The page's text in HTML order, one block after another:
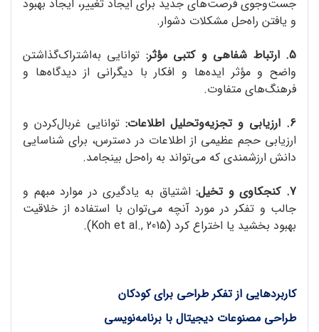
جست‌وجوی فرصت‌های جدید برای ایجاد تغییر، ایجاد بهبود
و یافتن راه‌حل مشکلات دشوار.
5. ارتباط شفاهی و کتبی مؤثر:
توانایی به‌اشتراک‌گذاشتن
واضح و مؤثر ایده‌ها و افکار با دیگرانی از دیدگاه‌ها و
فرهنگ‌های متفاوت.
6. ارزیابی و تجزیه‌وتحلیل اطلاعات:
توانایی غربال‌کردن و
ارزیابی حجم عظیمی از اطلاعات در دسترس، برای شناسایی
دانش ارزشمندی که می‌تواند به راه‌حل بینجامد.
7. کنجکاوی و تخیل:
اشتیاق به یادگیری در موارد مبهم و
جالب و تفکر در مورد آنچه می‌توان با استفاده از خلاقیت
بهبود بخشید یا اختراع کرد (Koh et al., 2015).
کاربردهایی از تفکر طراحی برای کودکان
طراحی مصنوعات دیجیتال با برنامه‌نویسی